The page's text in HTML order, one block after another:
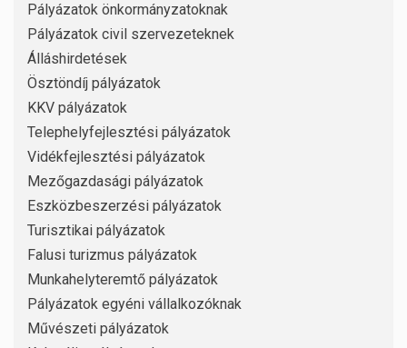
Pályázatok önkormányzatoknak
Pályázatok civil szervezeteknek
Álláshirdetések
Ösztöndíj pályázatok
KKV pályázatok
Telephelyfejlesztési pályázatok
Vidékfejlesztési pályázatok
Mezőgazdasági pályázatok
Eszközbeszerzési pályázatok
Turisztikai pályázatok
Falusi turizmus pályázatok
Munkahelyteremtő pályázatok
Pályázatok egyéni vállalkozóknak
Művészeti pályázatok